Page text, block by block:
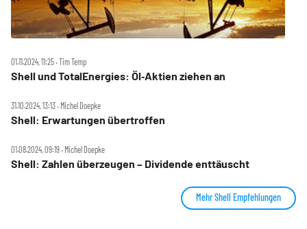
01.11.2024, 11:25 ‧ Tim Temp
Shell und TotalEnergies: Öl‑Aktien ziehen an
31.10.2024, 13:13 ‧ Michel Doepke
Shell: Erwartungen übertroffen
01.08.2024, 09:19 ‧ Michel Doepke
Shell: Zahlen überzeugen – Dividende enttäuscht
Mehr Shell Empfehlungen